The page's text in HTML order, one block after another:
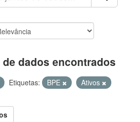
dados encontrados
Etiquetas: BPE
Ativos